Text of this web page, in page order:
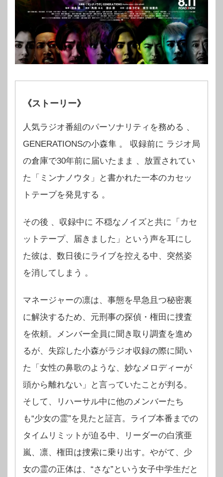
《ストーリー》
人気ラジオ番組のパーソナリティを務める 、
GENERATIONSの小森隼 。 収録前に ラジオ局
の倉庫で30年前に届いたまま 、放置されてい
た「ミンナノウタ」と書かれた一本のカセッ
トテープを発見する 。
その後 、収録中に 不穏なノイズと共に「カセ
ットテープ、届きました」という声を耳にし
た彼は、数日後にライブを控える中、突然姿
を消してしまう 。
マネージャーの凛は、事態を早急且つ秘密裏
に解決するため、元刑事の探偵・権田に捜査
を依頼。メンバー全員に聞き取り調査を進め
るが、失踪した小森がラジオ収録の際に聞い
た「女性の鼻歌のような、妙なメロディーが
頭から離れない」と言っていたことが判る。
そして、リハーサル中に他のメンバーたち
も“少女の霊”を見たと証言。ライブ本番までの
タイムリミットが迫る中、リーダーの白濱亜
嵐、凛、権田は捜索に乗り出す。やがて、少
女の霊の正体は、“さな”という女子中学生だと